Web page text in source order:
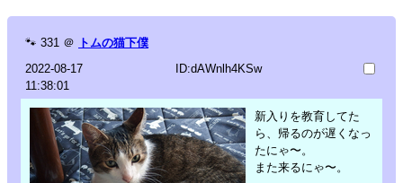
🐾 331 ＠ トムの猫下僕
2022-08-17
11:38:01
ID:dAWnlh4KSw
新入りを教育してた
ら、帰るのが遅くなっ
たにゃ〜。
また来るにゃ〜。